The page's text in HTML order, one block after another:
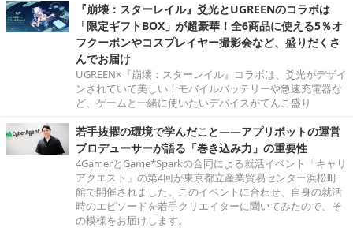
『崩壊：スターレイル』爻光とUGREENのコラボは
「限定ギフトBOX」が超豪華！全6商品に使える5％オ
フクーポンやコスプレイヤー撮影会など、盛りだくさ
んでお届け
UGREEN×『崩壊：スターレイル』コラボは、爻光がデザイ
ンされていて美しい！モバイルバッテリーや急速充電器な
ど、ゲームと一緒に使いたいデバイスがてんこ盛り
若手抜擢の環境で学んだこと――アプリボットの運営
プロデューサーが語る「巻き込み力」の重要性
4GamerとGame*Sparkの合同による就活イベント「キャリ
アクエスト」の第4回が東京都立産業貿易センター浜松町
館で開催されました。このイベントに合わせ、自身の就活
時のエピソードを若手クリエイターに聞いてみたので、そ
の模様をお届けします。